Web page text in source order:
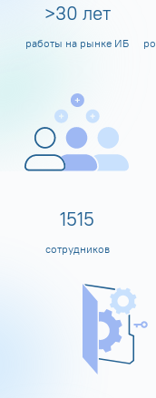
>30 лет
работы на рынке ИБ
1600
сотрудников